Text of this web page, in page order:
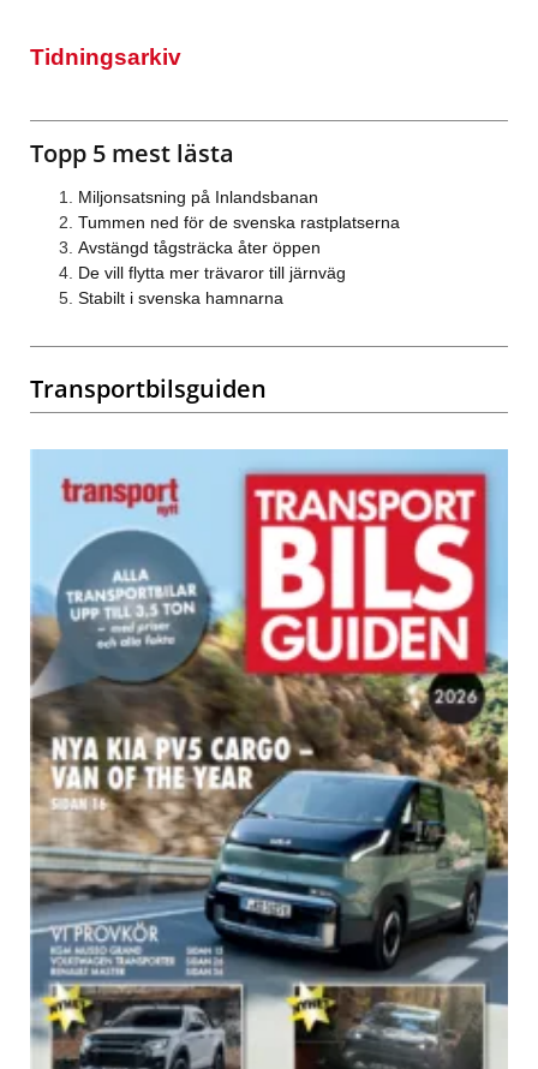
Tidningsarkiv
Topp 5 mest lästa
Miljonsatsning på Inlandsbanan
Tummen ned för de svenska rastplatserna
Avstängd tågsträcka åter öppen
De vill flytta mer trävaror till järnväg
Stabilt i svenska hamnarna
Transportbilsguiden